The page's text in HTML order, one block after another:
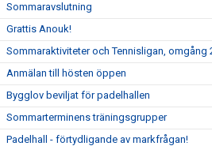
Sommaravslutning
Grattis Anouk!
Sommaraktiviteter och Tennisligan, omgång
Anmälan till hösten öppen
Bygglov beviljat för padelhallen
Sommarterminens träningsgrupper
Padelhall - förtydligande av markfrågan!